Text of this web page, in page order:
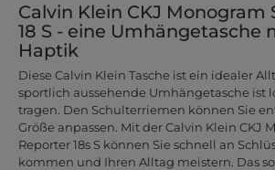
Calvin Klein CKJ Monogram
18 S - eine Umhängetasche
Haptik
Diese Calvin Klein Tasche ist ein idealer
sportlich aussehende Umhängetasche ist
tragen. Den Schulterriemen können Sie
Größe anpassen. Mit der Calvin Klein CKJ
Reporter 18s S können Sie schnell an
kommen und Ihren Alltag meistern. Das